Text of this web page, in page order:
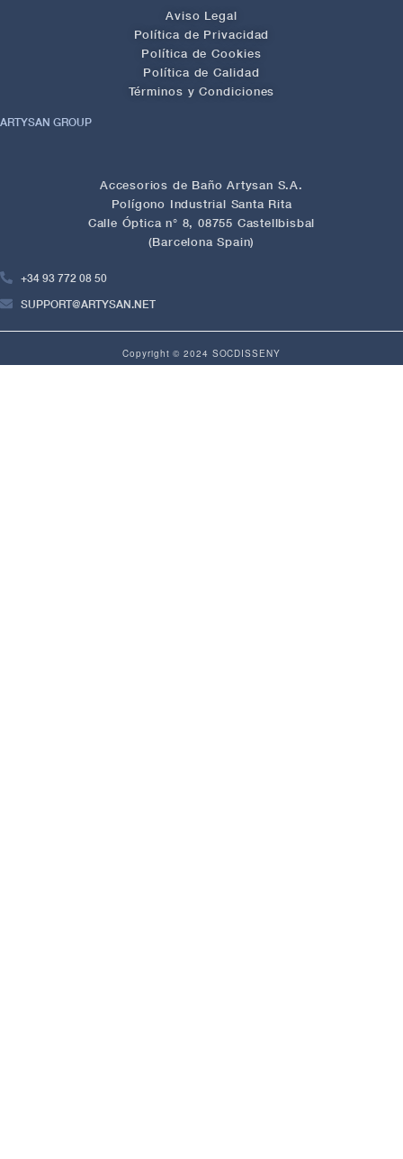
Aviso Legal
Política de Privacidad
Política de Cookies
Política de Calidad
Términos y Condiciones
ARTYSAN GROUP
Accesorios de Baño Artysan S.A.
Polígono Industrial Santa Rita
Calle Óptica n° 8, 08755 Castellbisbal
(Barcelona Spain)
+34 93 772 08 50
SUPPORT@ARTYSAN.NET
Copyright © 2024 SOCDISSENY